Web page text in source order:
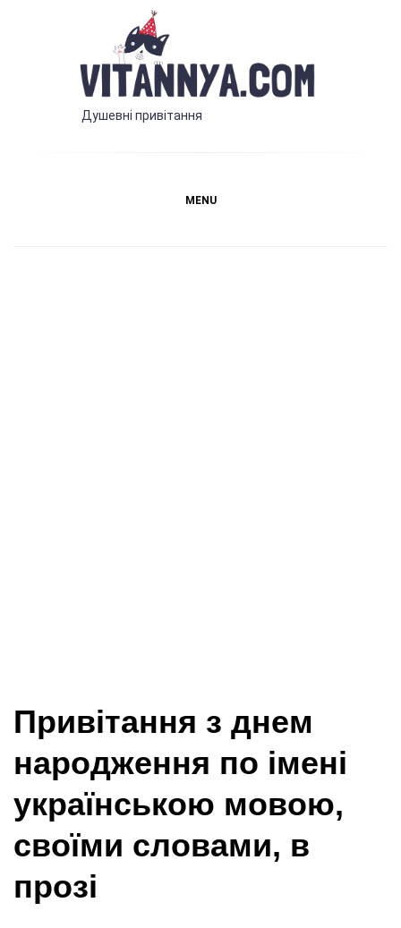
Vitannya.com
Душевні привітання
MENU
Привітання з днем
народження по імені
українською мовою,
своїми словами, в
прозі